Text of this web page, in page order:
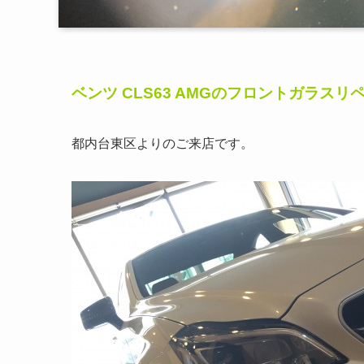
ベンツ CLS63 AMGのフロントガラスリ
都内台東区よりのご来店です。